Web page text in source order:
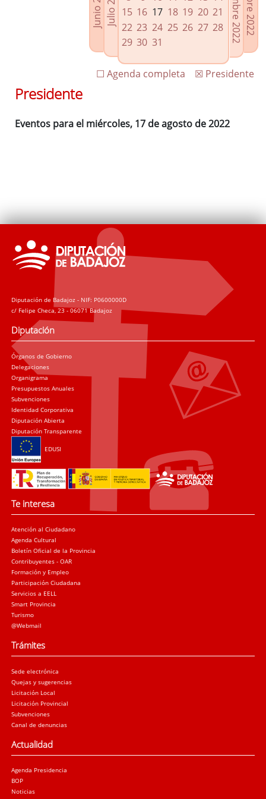
Agenda de Presidencia
Plenos provinciales y Juntas de gobierno
Oficina de Proyectos Europeos
15 16 17 18 19 20 21
22 23 24 25 26 27 28
29 30 31
☒ Presidente
☐ Agenda completa
Presidente
Eventos para el miércoles, 17 de agosto de 2022
Diputación de Badajoz - NIF: P0600000D
c/ Felipe Checa, 23 - 06071 Badajoz
Diputación
Órganos de Gobierno
Delegaciones
Organigrama
Presupuestos Anuales
Subvenciones
Identidad Corporativa
Diputación Abierta
Diputación Transparente
EDUSI
Te interesa
Atención al Ciudadano
Agenda Cultural
Boletín Oficial de la Provincia
Contribuyentes - OAR
Formación y Empleo
Participación Ciudadana
Servicios a EELL
Smart Provincia
Turismo
@Webmail
Trámites
Sede electrónica
Quejas y sugerencias
Licitación Local
Licitación Provincial
Subvenciones
Canal de denuncias
Actualidad
Agenda Presidencia
BOP
Noticias